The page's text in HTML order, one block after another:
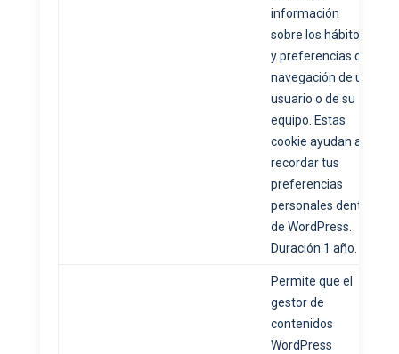
información
sobre los hábitos
y preferencias de
navegación de un
usuario o de su
equipo. Estas
cookie ayudan a
recordar tus
preferencias
personales dentro
de WordPress.
Duración 1 año.
Permite que el
gestor de
contenidos
WordPress